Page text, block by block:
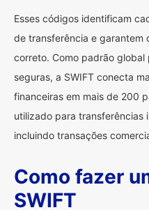
Esses códigos identificam
de transferência e garantem
correto. Como padrão global
seguras, a SWIFT conecta
financeiras em mais de 200
utilizado para transferências
incluindo transações
Como fazer
SWIFT